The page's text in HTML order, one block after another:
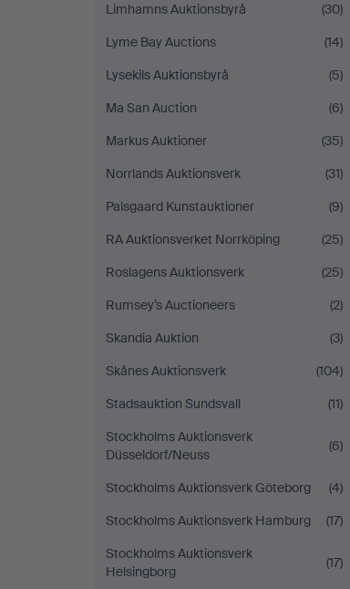
Limhamns Auktionsbyrå
(30)
Lyme Bay Auctions
(14)
Lysekils Auktionsbyrå
(5)
Ma San Auction
(6)
Markus Auktioner
(35)
Norrlands Auktionsverk
(31)
Palsgaard Kunstauktioner
(9)
RA Auktionsverket Norrköping
(25)
Roslagens Auktionsverk
(25)
Rumsey’s Auctioneers
(2)
Skandia Auktion
(3)
Skånes Auktionsverk
(104)
Stadsauktion Sundsvall
(11)
Stockholms Auktionsverk
Düsseldorf/Neuss
(6)
Stockholms Auktionsverk Göteborg
(4)
Stockholms Auktionsverk Hamburg
(17)
Stockholms Auktionsverk
Helsingborg
(17)